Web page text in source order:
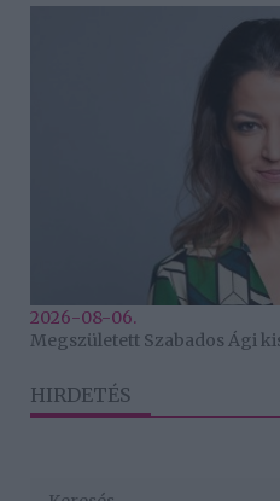
2026-08-06.
Megszületett Szabados Ági
HIRDETÉS